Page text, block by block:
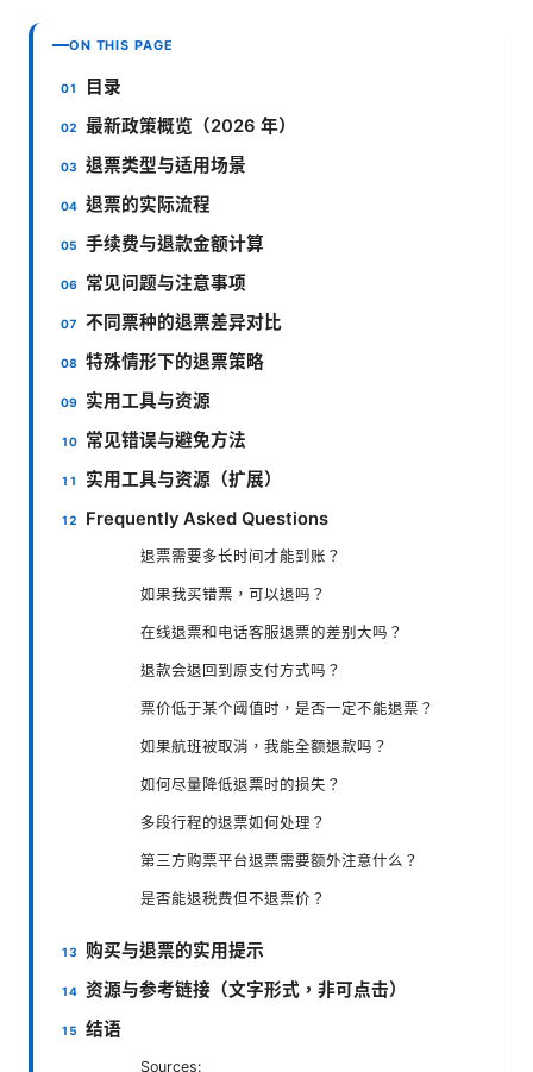
ON THIS PAGE
目录
最新政策概览（2026 年）
退票类型与适用场景
退票的实际流程
手续费与退款金额计算
常见问题与注意事项
不同票种的退票差异对比
特殊情形下的退票策略
实用工具与资源
常见错误与避免方法
实用工具与资源（扩展）
Frequently Asked Questions
退票需要多长时间才能到账？
如果我买错票，可以退吗？
在线退票和电话客服退票的差别大吗？
退款会退回到原支付方式吗？
票价低于某个阈值时，是否一定不能退票？
如果航班被取消，我能全额退款吗？
如何尽量降低退票时的损失？
多段行程的退票如何处理？
第三方购票平台退票需要额外注意什么？
是否能退税费但不退票价？
购买与退票的实用提示
资源与参考链接（文字形式，非可点击）
结语
Sources: